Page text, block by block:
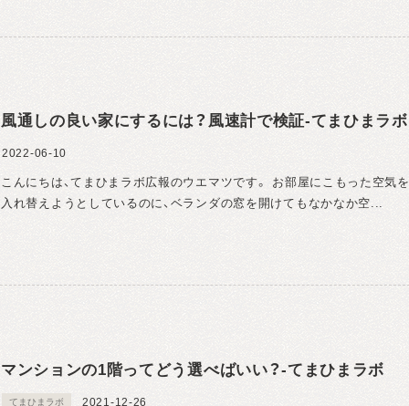
風通しの良い家にするには？風速計で検証-てまひまラボ
2022-06-10
こんにちは、てまひまラボ広報のウエマツです。 お部屋にこもった空気を
入れ替えようとしているのに、ベランダの窓を開けてもなかなか空...
マンションの1階ってどう選べばいい？‐てまひまラボ
てまひまラボ 2021-12-26